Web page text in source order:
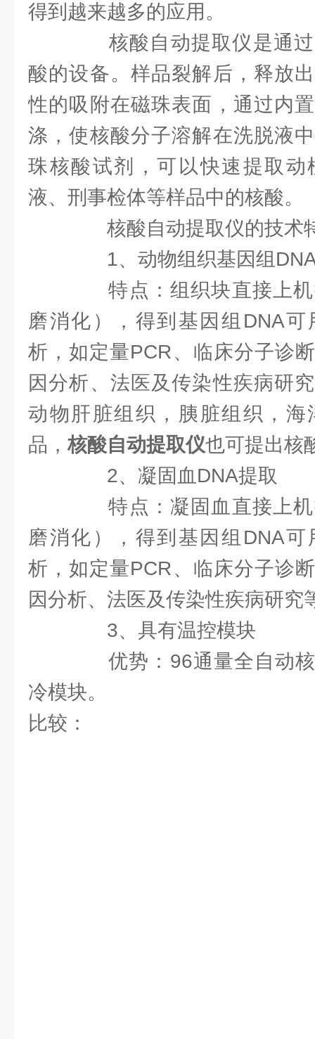
得到越来越多的应用。
核酸自动提取仪是通过
酸的设备。样品裂解后，释放
性的吸附在磁珠表面，通过内
涤，使核酸分子溶解在洗脱液
珠核酸试剂，可以快速提取动
液、刑事检体等样品中的核酸。
核酸自动提取仪的技术
1、动物组织基因组
特点：组织块直接上机
磨消化），得到基因组DNA
析，如定量PCR、临床分子诊
因分析、法医及传染性疾病研
动物肝脏组织，胰脏组织，海
品，核酸自动提取仪也可提出核
2、凝固血DNA提取
特点：凝固血直接上机
磨消化），得到基因组DNA
析，如定量PCR、临床分子诊
因分析、法医及传染性疾病研究
3、具有温控模块
优势：96通量全自动核
冷模块。
比较：